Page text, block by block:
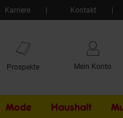
Karriere Kontakt
Prospekte Mein Konto
Mode Haushalt